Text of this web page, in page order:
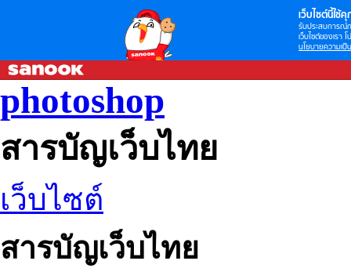
เว็บไซต์นี้ใช้คุ
รับประสบการณ์
เว็บไซต์ของเรา
นโยบายความเป็
photoshop
สารบัญเว็บไทย
เว็บไซต์
สารบัญเว็บไทย